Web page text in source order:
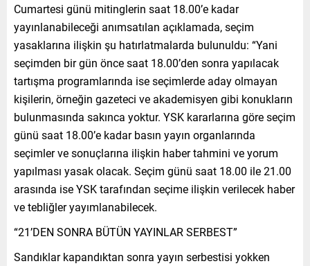
Cumartesi günü mitinglerin saat 18.00’e kadar
yayınlanabileceği anımsatılan açıklamada, seçim
yasaklarına ilişkin şu hatırlatmalarda bulunuldu: “Yani
seçimden bir gün önce saat 18.00’den sonra yapılacak
tartışma programlarında ise seçimlerde aday olmayan
kişilerin, örneğin gazeteci ve akademisyen gibi konukların
bulunmasında sakınca yoktur. YSK kararlarına göre seçim
günü saat 18.00’e kadar basın yayın organlarında
seçimler ve sonuçlarına ilişkin haber tahmini ve yorum
yapılması yasak olacak. Seçim günü saat 18.00 ile 21.00
arasında ise YSK tarafından seçime ilişkin verilecek haber
ve tebliğler yayımlanabilecek.
“21’DEN SONRA BÜTÜN YAYINLAR SERBEST”
Sandıklar kapandıktan sonra yayın serbestisi yokken